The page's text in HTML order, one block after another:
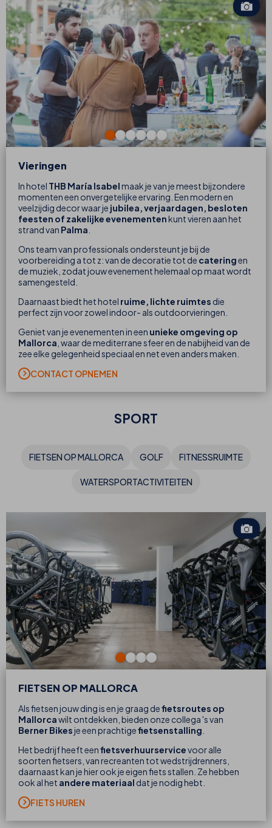
Vieringen
In hotel THB María Isabelmaak je van je meest bijzondere
momenten een onvergetelijke ervaring. Een modern en
veelzijdig decor waar je jubilea, verjaardagen, besloten
feesten of zakelijke evenementenkunt vieren aan het
strand van Palma
Ons team van professionals ondersteunt je bij de
voorbereiding a tot z: van de decoratie tot de cateringen
de muziek, zodat jouw evenement helemaal op maat wordt
samengesteld.
Daarnaast biedt het hotel ruime, lichte ruimtes die
perfect zijn voor zowel indoor- als outdoorvieringen.
Geniet van je evenementen in een unieke omgeving op
Mallorca , waar de mediterrane sfeer en de nabijheid van de
zee elke gelegenheid speciaal en net even anders maken.
CONTACT OPNEMEN
SPORT
FIETSEN OP MALLORCA GOLF FITNESSRUIMTE
WATERSPORTACTIVITEITEN
FIETSEN OP MALLORCA
Als fietsen jouw ding is en je graag defietsroutes op
Mallorcawilt ontdekken, bieden onze collega 's van
Berner Bikesje een prachtigefietsenstalling
Het bedrijf heeft eenfietsverhuurservicevoor alle
soorten fietsers, van recreanten tot wedstrijdrenners,
daarnaast kan je hier ook je eigen fiets stallen. Ze hebben
ook al het andere materiaal dat je nodig hebt.
FIETS HUREN